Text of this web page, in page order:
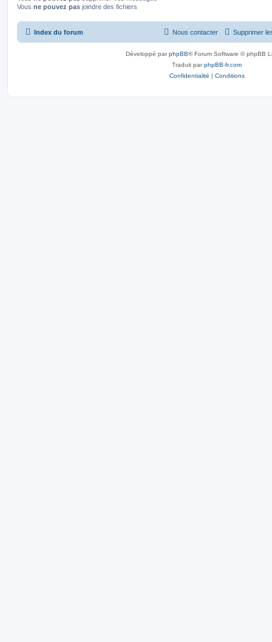
Vous ne pouvez pas joindre des fichiers
Index du forum Supprimer
Nous contacter
Développé parphpBB® Forum Software © phpBB
Traduit parphpBB-fr.com
Confidentialité | Conditions